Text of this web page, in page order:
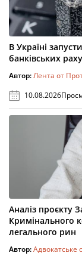
В Україні
банківських
Автор:Лента от
10.08.2026
Аналіз проєкту
Кримінального
легального рин
Автор:Адвокатське